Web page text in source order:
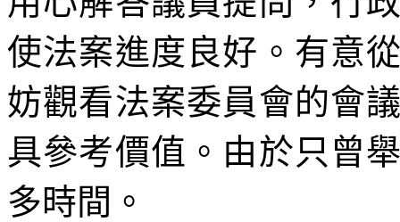
使法案進度良好。有意
妨觀看法案委員會的會
具參考價值。由於只曾
多時間。